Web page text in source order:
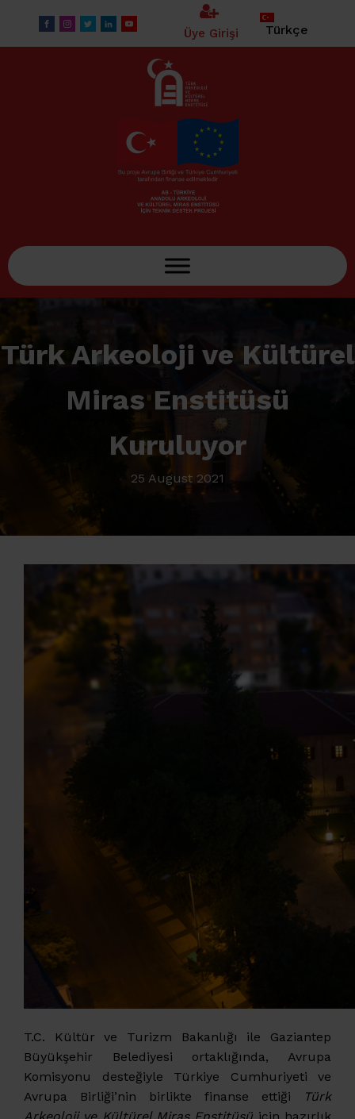
Üye Girişi Türkçe
Türk Arkeoloji ve Kültürel
Miras Enstitüsü
Kuruluyor
25 August 2021
T.C. Kültür ve Turizm Bakanlığı ile Gaziantep
Büyükşehir Belediyesi ortaklığında, Avrupa
Komisyonu desteğiyle Türkiye Cumhuriyeti ve
Avrupa Birliği’nin birlikte finanse ettiği
Türk